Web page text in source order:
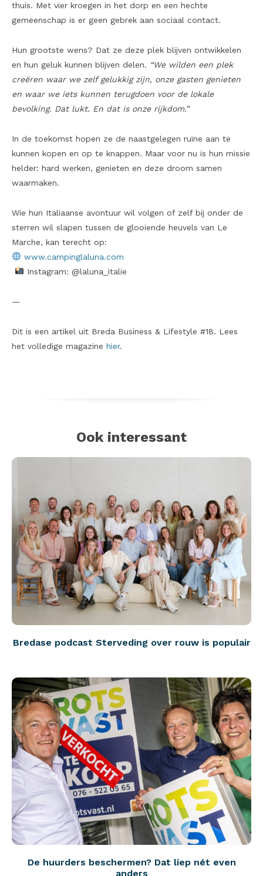
thuis. Met vier kroegen in het dorp en een hechte
gemeenschap is er geen gebrek aan sociaal contact.
Hun grootste wens? Dat ze deze plek blijven ontwikkelen
en hun geluk kunnen blijven delen. “We wilden een plek
creëren waar we zelf gelukkig zijn, onze gasten genieten
en waar we iets kunnen terugdoen voor de lokale
bevolking. Dat lukt. En dat is onze rijkdom.”
In de toekomst hopen ze de naastgelegen ruïne aan te
kunnen kopen en op te knappen. Maar voor nu is hun missie
helder: hard werken, genieten en deze droom samen
waarmaken.
Wie hun Italiaanse avontuur wil volgen of zelf bij onder de
sterren wil slapen tussen de glooiende heuvels van Le
Marche, kan terecht op:
www.campinglaluna.com
Instagram: @laluna_italie
—
Dit is een artikel uit Breda Business & Lifestyle #18. Lees
het volledige magazine hier.
Ook interessant
Bredase podcast Sterveding over rouw is populair
De huurders beschermen? Dat liep nét even
anders